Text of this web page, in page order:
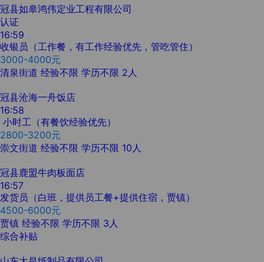
冠县如皋鸿伟定业工程有限公司
认证
16:59
收银员（工作餐，有工作经验优先，管吃管住）
3000-4000元
清泉街道 经验不限 学历不限 2人
冠县沧海一舟饭店
16:58
小时工（有餐饮经验优先）
2800-3200元
崇文街道 经验不限 学历不限 10人
冠县鹿盟牛肉板面店
16:57
发货员（白班，提供员工餐+提供住宿，贾镇）
4500-6000元
贾镇 经验不限 学历不限 3人
综合补贴